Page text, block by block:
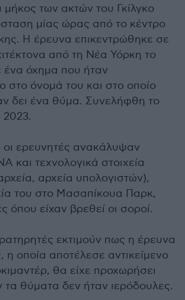
των ακτών του Γκίλγκο
μίας ώρας από το κέντρο
Η έρευνα επικεντρώθηκε σε
από τη Νέα Υόρκη το
ένα όχημα που ήταν
στο όνομά του και στο οποίο
δει ένα θύμα. Συνελήφθη το
2023.
οι ερευνητές ανακάλυψαν
και τεχνολογικά στοιχεία
αρχεία υπολογιστών),
του στο Μασαπίκουα Παρκ,
όπου είχαν βρεθεί οι σοροί.
εκτιμούν πως η έρευνα
οποία αποτέλεσε αντικείμενο
θα είχε προχωρήσει
τα θύματα δεν ήταν ιερόδουλες.